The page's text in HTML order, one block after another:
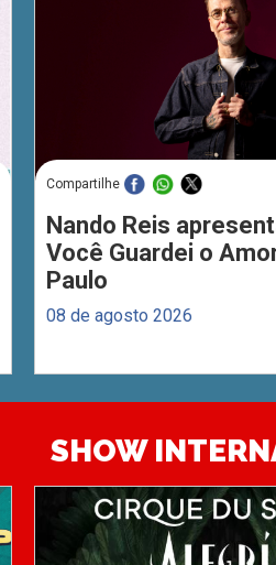
Compartilhe
Nando Reis
Você Guardei o
Paulo
08 de agosto 2026
SHOW